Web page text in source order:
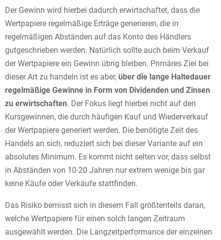
Der Gewinn wird hierbei dadurch erwirtschaftet, dass die
Wertpapiere regelmäßige Erträge generieren, die in
regelmäßigen Abständen auf das Konto des Händlers
gutgeschrieben werden. Natürlich sollte auch beim Verkauf
der Wertpapiere ein Gewinn übrig bleiben. Primäres Ziel bei
dieser Art zu handeln ist es aber, über die lange Haltedauer
regelmäßige Gewinne in Form von Dividenden und Zinsen
zu erwirtschaften. Der Fokus liegt hierbei nicht auf den
Kursgewinnen, die durch häufigen Kauf und Wiederverkauf
der Wertpapiere generiert werden. Die benötigte Zeit des
Handels an sich, reduziert sich bei dieser Variante auf ein
absolutes Minimum. Es kommt nicht selten vor, dass selbst
in Abständen von 10-20 Jahren nur extrem wenige bis gar
keine Käufe oder Verkäufe stattfinden.
Das Risiko bemisst sich in diesem Fall größtenteils daran,
welche Wertpapiere für einen solch langen Zeitraum
ausgewählt werden. Die Langzeitperformance der einzelnen